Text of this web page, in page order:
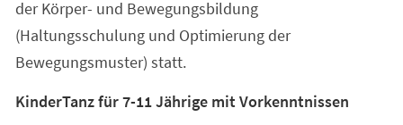
der Körper- und Bewegungsbildung
(Haltungsschulung und Optimierung der
Bewegungsmuster) statt.
KinderTanz für 7-11 Jährige mit Vorkenntnissen